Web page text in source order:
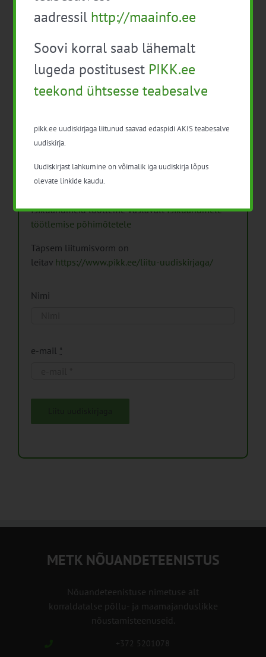
Arhiiv
Arhiiv
Pikk.ee uudiskirjaga liitumine.
Isikuandmeid töötleme vastavaltIsikuandmete
töötlemise põhimõtetele
Täpsem liitumisvorm on
leitav https://www.pikk.ee/liitu-uudiskirjaga/
Nimi
e-mail *
METK NÕUANDETEENISTUS
Nõuandeteenistuse nimetuse alt
korraldatalse põllu- ja maamajanduslikke
nõustamisteenuseid.
+372 5201078
aadressil http://maainfo.ee
Soovi korral saab lähemalt
lugeda postitusest PIKK.ee
teekond ühtsesse teabesalve
pikk.ee uudiskirjaga liitunud saavad edaspidi AKIS teabesalve
uudiskirja.
Uudiskirjast lahkumine on võimalik iga uudiskirja lõpus
olevate linkide kaudu.